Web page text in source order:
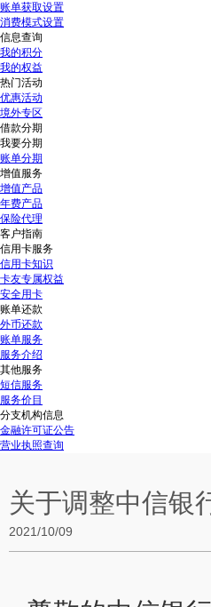
账单获取设置
消费模式设置
信息查询
我的积分
我的权益
热门活动
优惠活动
境外专区
借款分期
我要分期
账单分期
增值服务
增值产品
年费产品
保险代理
客户指南
信用卡服务
信用卡知识
卡友专属权益
安全用卡
账单还款
外币还款
账单服务
服务介绍
其他服务
短信服务
服务价目
分支机构信息
金融许可证公告
营业执照查询
关于调整中信银
2021/10/09